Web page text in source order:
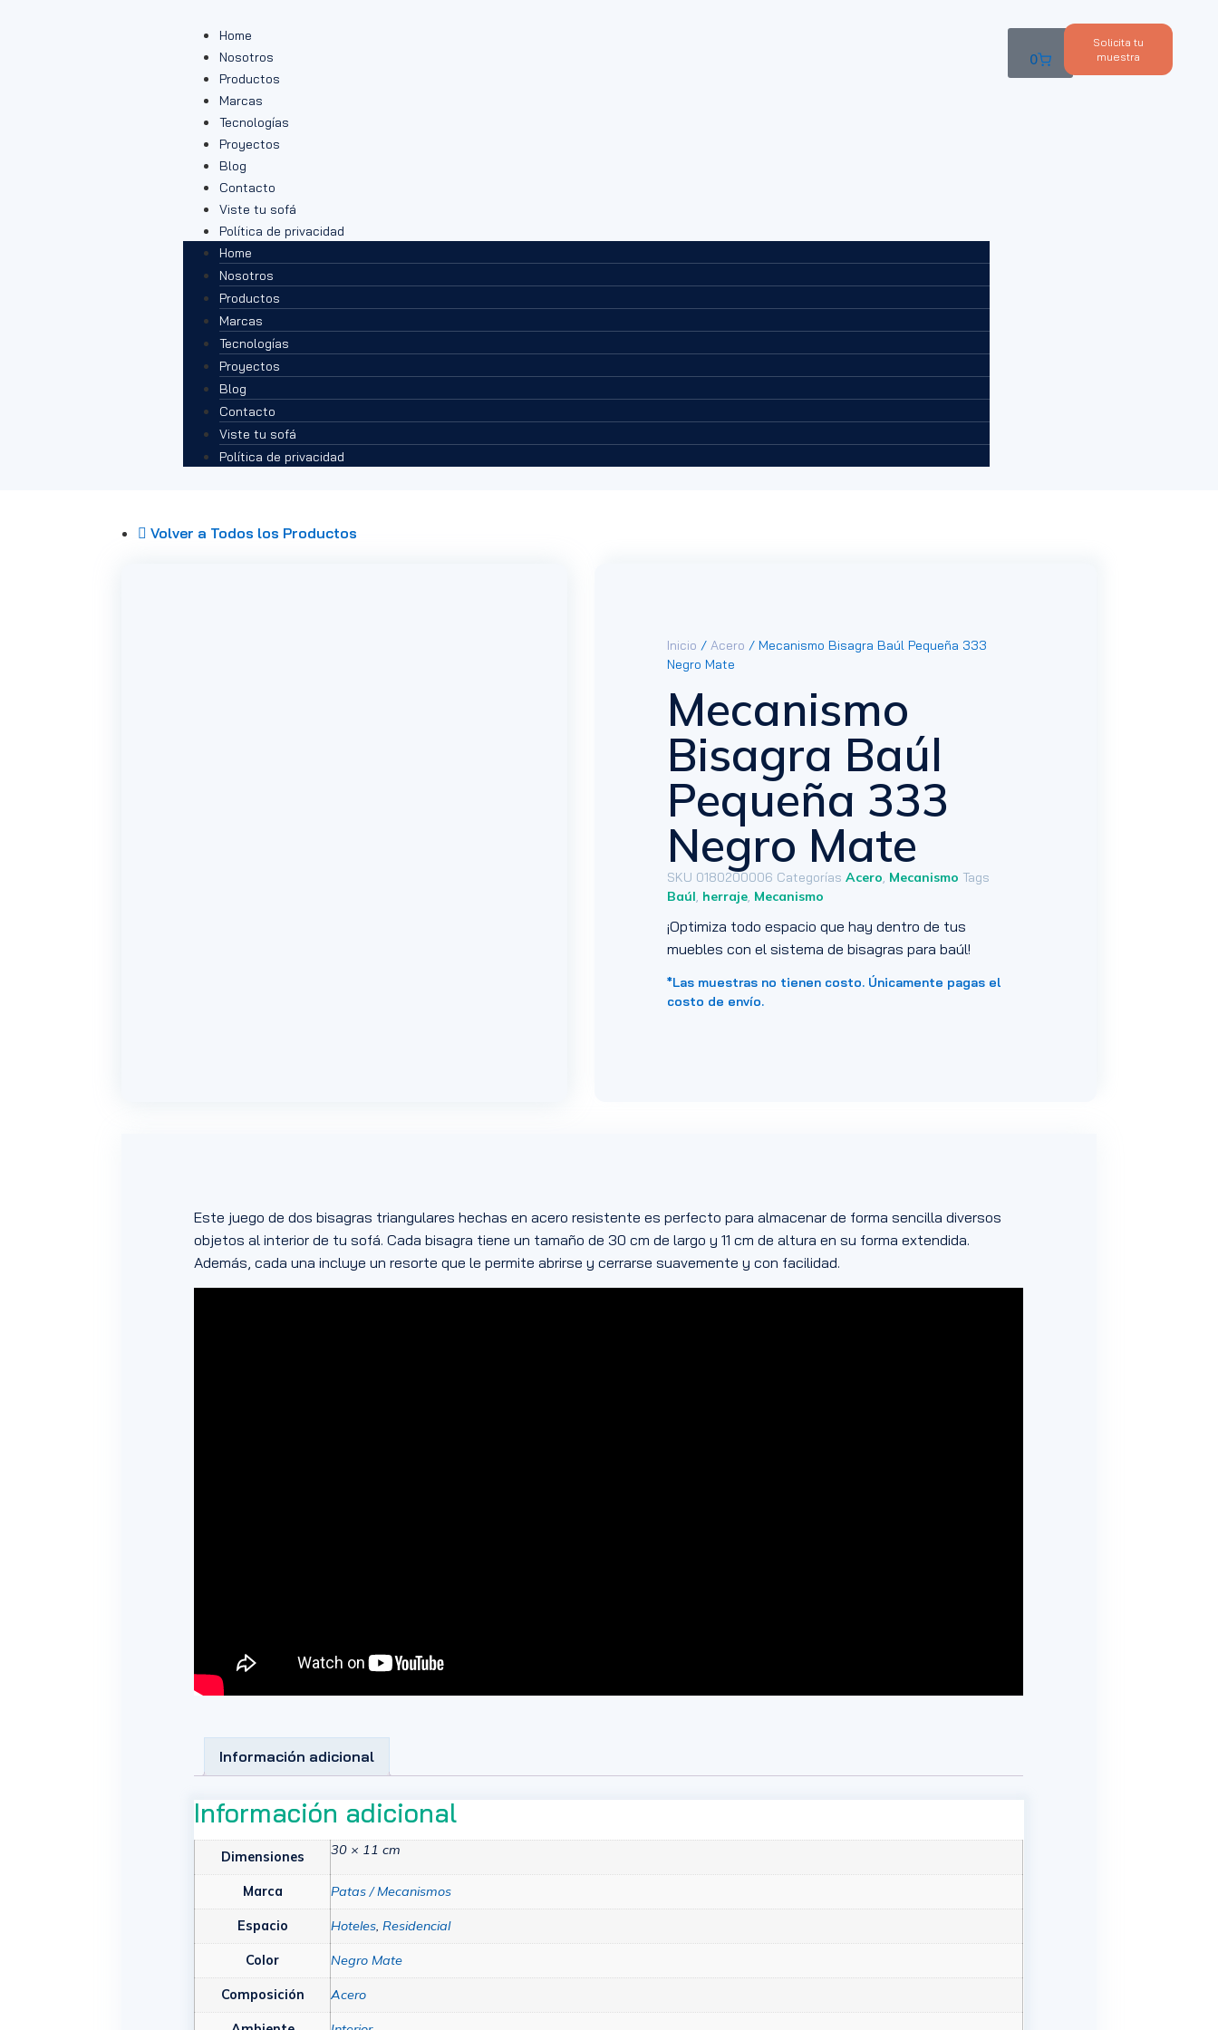
Home
Nosotros
Productos
Marcas
Tecnologías
Proyectos
Blog
Contacto
Viste tu sofá
Política de privacidad
Home
Nosotros
Productos
Marcas
Tecnologías
Proyectos
Blog
Contacto
Viste tu sofá
Política de privacidad
0
Solicita tu
muestra
Volver a Todos los Productos
Inicio / Acero / Mecanismo Bisagra Baúl Pequeña 333
Negro Mate
Mecanismo
Bisagra Baúl
Pequeña 333
Negro Mate
SKU 0180200006 Categorías Acero, Mecanismo Tags
Baúl, herraje, Mecanismo
¡Optimiza todo espacio que hay dentro de tus
muebles con el sistema de bisagras para baúl!
*Las muestras no tienen costo. Únicamente pagas el
costo de envío.
Este juego de dos bisagras triangulares hechas en acero resistente es perfecto para almacenar de forma sencilla diversos
objetos al interior de tu sofá. Cada bisagra tiene un tamaño de 30 cm de largo y 11 cm de altura en su forma extendida.
Además, cada una incluye un resorte que le permite abrirse y cerrarse suavemente y con facilidad.
Información adicional
Información adicional
Dimensiones 30 × 11 cm
Marca Patas / Mecanismos
Espacio Hoteles,Residencial
Color Negro Mate
Composición Acero